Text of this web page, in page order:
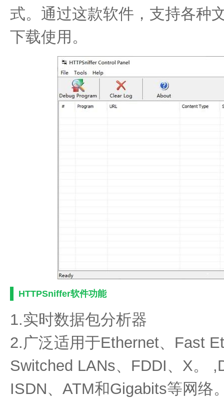
式。通过这款软件，支持各种
下载使用。
HTTPSniffer软件功能
1.实时数据包分析器
2.广泛适用于Ethernet、Fast
Switched LANs、FDDI、X。
ISDN、ATM和Gigabits等网络